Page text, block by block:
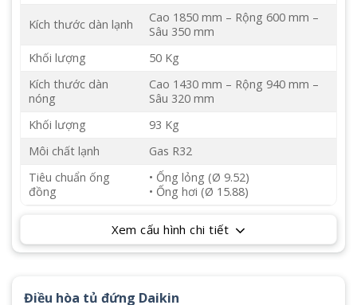
Điều hòa tủ đứng Daikin
Kích thước dàn lạnh
Cao 1850 mm – Rộng 600 mm –
Sâu 350 mm
Khối lượng
50 Kg
Kích thước dàn
nóng
Cao 1430 mm – Rộng 940 mm –
Sâu 320 mm
Khối lượng
93 Kg
Môi chất lạnh
Gas R32
Tiêu chuẩn ống
đồng
• Ống lỏng (Ø 9.52)
• Ống hơi (Ø 15.88)
Xem cấu hình chi tiết